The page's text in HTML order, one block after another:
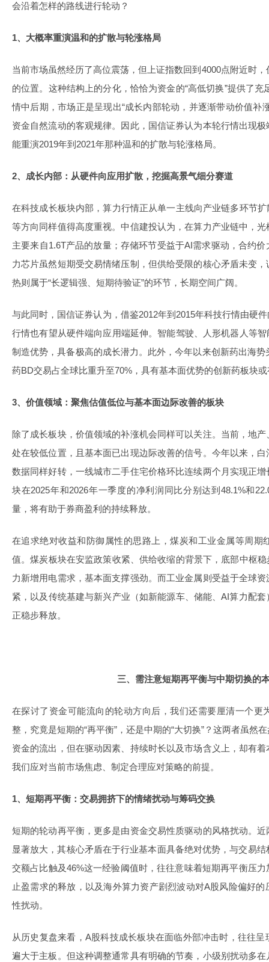
会沿着怎样的路线进行轮动？
1、大概率重演温和的扩散与轮涨格局
当前市场虽然经历了高位震荡，但上证指数回到4000点附近时
的位置。这种结构上的分化，恰恰为资金的“高低切换”提供了充
情中后期，市场正是呈现出“成长内部轮动，并逐渐带动价值补
资金自然流动的客观规律。因此，国信证券认为本轮行情出现
能重演2019年到2021年那种温和的扩散与轮涨格局。
2、成长内部：从硬件向应用扩散，挖掘高景气细分赛道
在科技成长板块内部，算力行情正从单一主线向产业链多环节
等方向同样值得高度重视。中信建投认为，在算力产业链中，
主要来自1.6T产品的放量；存储环节受益于AI需求驱动，合约
力芯片虽然短期受交易情绪压制，但供给受限的核心矛盾未变
热则属于“长逻辑强、短期待验证”的环节，长期空间广阔。
与此同时，国信证券认为，借鉴2012年到2015年科技行情由硬
行情也有望从硬件端向应用端延伸。智能驾驶、人形机器人等
制造优势，具备极高的成长潜力。此外，今年以来创新药出海
药BD交易占全球比重升至70%，具有基本面优势的创新药板块
3、价值领域：聚焦估值低位与基本面边际改善的板块
除了成长板块，价值领域的补涨机会同样可以关注。当前，地
处在较低位置，且基本面已出现边际改善的信号。今年以来，
数据同样好转，一线城市二手住宅价格环比连续两个月实现正
块在2025年和2026年一季度的净利润同比分别达到48.1%和
量，将有助于券商盈利的持续释放。
在追求绝对收益和防御属性的思路上，煤炭和工业金属等周期
值。煤炭板块在安监政策收紧、供给收缩的背景下，底部中枢
力新增用电需求，基本面支撑强劲。而工业金属则受益于全球
紧，以及传统基建与新兴产业（如新能源车、储能、AI算力配
正稳步释放。
三、需注意短期再平衡与中期切换的
在探讨了资金可能流向的轮动方向后，我们还需要厘清一个更
整，究竟是短期的“再平衡”，还是中期的“大切换”？这两者虽然
资金的流出，但在驱动因素、持续时长以及市场含义上，却有
我们应对当前市场焦虑、制定合理应对策略的前提。
1、短期再平衡：交易拥挤下的情绪扰动与筹码交换
短期的轮动再平衡，更多是由资金交易性质驱动的风格扰动。
显著放大，其核心矛盾在于行业基本面具备绝对优势，与交易
交额占比触及46%这一经验阈值时，往往意味着短期再平衡压
止盈需求的释放，以及海外算力资产剧烈波动对A股风险偏好
性扰动。
从历史复盘来看，A股科技成长板块在面临外部冲击时，往往
遍大于主板。但这种调整通常具有明确的节奏，小级别扰动多